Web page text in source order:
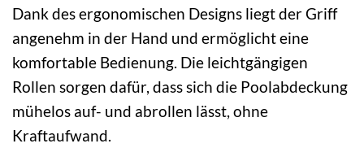
Dank des ergonomischen Designs liegt der Griff
angenehm in der Hand und ermöglicht eine
komfortable Bedienung. Die leichtgängigen
Rollen sorgen dafür, dass sich die Poolabdeckung
mühelos auf- und abrollen lässt, ohne
Kraftaufwand.